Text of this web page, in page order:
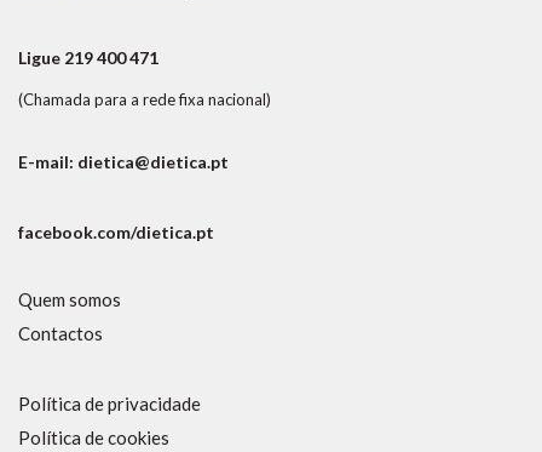
Ligue 219 400 471
(Chamada para a rede fixa nacional)
E-mail: dietica@dietica.pt
facebook.com/dietica.pt
Quem somos
Contactos
Política de privacidade
Política de cookies